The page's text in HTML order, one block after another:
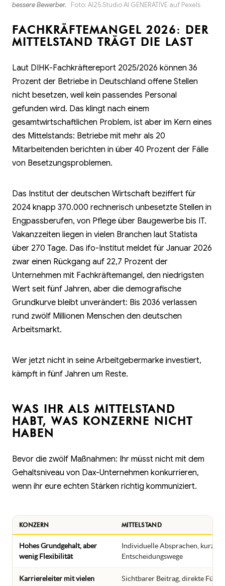
bessere Bewerber.
Foto: AI25.Studio AI GENERATIVE auf Pexels
FACHKRÄFTEMANGEL 2026: DER
MITTELSTAND TRÄGT DIE LAST
Laut DIHK-Fachkräftereport 2025/2026 können 36
Prozent der Betriebe in Deutschland offene Stellen
nicht besetzen, weil kein passendes Personal
gefunden wird. Das klingt nach einem
gesamtwirtschaftlichen Problem, ist aber im Kern eines
des Mittelstands: Betriebe mit mehr als 20
Mitarbeitenden berichten in über 40 Prozent der Fälle
von Besetzungsproblemen.
Das Institut der deutschen Wirtschaft beziffert für
2024 knapp 370.000 rechnerisch unbesetzte Stellen in
Engpassberufen, von Pflege über Baugewerbe bis IT.
Vakanzzeiten liegen in vielen Branchen laut Statista
über 270 Tage. Das ifo-Institut meldet für Januar 2026
zwar einen Rückgang auf 22,7 Prozent der
Unternehmen mit Fachkräftemangel, den niedrigsten
Wert seit fünf Jahren, aber die demografische
Grundkurve bleibt unverändert: Bis 2036 verlassen
rund zwölf Millionen Menschen den deutschen
Arbeitsmarkt.
Wer jetzt nicht in seine Arbeitgebermarke investiert,
kämpft in fünf Jahren um Reste.
WAS IHR ALS MITTELSTAND
HABT, WAS KONZERNE NICHT
HABEN
Bevor die zwölf Maßnahmen: Ihr müsst nicht mit dem
Gehaltsniveau von Dax-Unternehmen konkurrieren,
wenn ihr eure echten Stärken richtig kommuniziert.
KONZERN MITTELSTAND
Hohes Grundgehalt, aber
wenig Flexibilität
Individuelle Absprachen, kurze
Entscheidungswege
Karriereleiter mit vielen
Sichtbarer Beitrag, direkte